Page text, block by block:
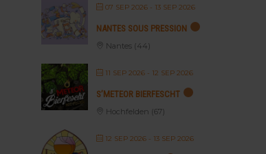
07 SEP 2026 - 13 SEP 2026
NANTES SOUS PRESSION
Nantes (44)
11 SEP 2026 - 12 SEP 2026
S’METEOR BIERFESCHT
Hochfelden (67)
12 SEP 2026 - 13 SEP 2026